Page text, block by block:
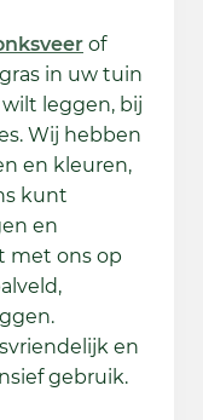
of
in uw tuin
leggen, bij
Wij hebben
en kleuren,
kunt
en
met ons op
en
gebruik.